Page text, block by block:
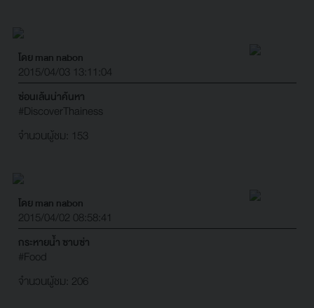
โดย man nabon
2015/04/03 13:11:04
ซ่อนเล้นน่าค้นหา
#DiscoverThainess
จำนวนผู้ชม: 153
โดย man nabon
2015/04/02 08:58:41
กระหายน้ำ ซาบซ่า
#Food
จำนวนผู้ชม: 206